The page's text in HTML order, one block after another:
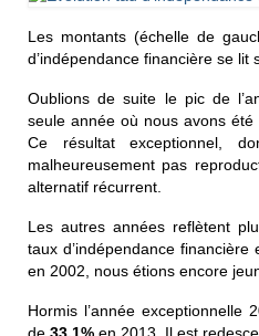
Les montants (échelle de
d’indépendance financière se lit
Oublions de suite le pic de
seule année où nous avons été
Ce résultat exceptionnel,
malheureusement pas
alternatif récurrent.
Les autres années reflètent
taux d’indépendance financière
en 2002, nous étions encore
Hormis l’année exceptionnelle
de 33,1% en 2013. Il est